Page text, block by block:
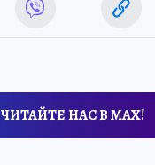
ЧИТАЙТЕ НАС В МАХ!